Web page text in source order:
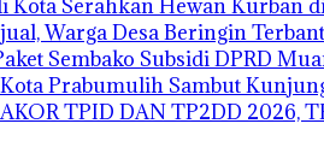
Serahkan Hewan Kurban
Warga Desa Beringin
Sembako Subsidi DPRD
Prabumulih Sambut
TPID DAN TP2DD 2026,